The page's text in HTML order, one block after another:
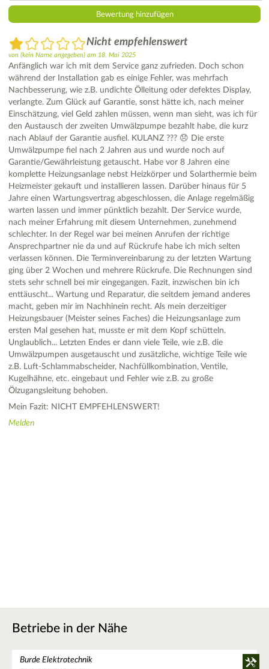
Nicht empfehlenswert
von (kein Name angegeben) am 18. Mai 2025
Anfänglich war ich mit dem Service ganz zufrieden. Doch schon
während der Installation gab es einige Fehler, was mehrfach
Nachbesserung, wie z.B. undichte Ölleitung oder defektes Display,
verlangte. Zum Glück auf Garantie, sonst hätte ich, nach meiner
Einschätzung, viel Geld zahlen müssen, wenn man sieht, was ich für
den Austausch der zweiten Umwälzpumpe bezahlt habe, die kurz
nach Ablauf der Garantie ausfiel. KULANZ ??? 😞 Die erste
Umwälzpumpe fiel nach 2 Jahren aus und wurde noch auf
Garantie/Gewährleistung getauscht. Habe vor 8 Jahren eine
komplette Heizungsanlage nebst Heizkörper und Solarthermie beim
Heizmeister gekauft und installieren lassen. Darüber hinaus für 5
Jahre einen Wartungsvertrag abgeschlossen, die Anlage regelmäßig
warten lassen und immer pünktlich bezahlt. Der Service wurde,
nach meiner Erfahrung mit diesem Unternehmen, zunehmend
schlechter. In der Regel war bei meinen Anrufen der richtige
Ansprechpartner nie da und auf Rückrufe habe ich mich selten
verlassen können. Die Terminvereinbarung zu der letzten Wartung
ging über 2 Wochen und mehrere Rückrufe. Die Rechnungen sind
stets sehr schnell bei mir eingegangen. Fazit, inzwischen bin ich
enttäuscht... Wartung und Reparatur, die seitdem jemand anderes
macht, geben mir im Nachhinein recht. Als mein derzeitiger
Heizungsbauer (Meister seines Faches) die Heizungsanlage zum
ersten Mal gesehen hat, musste er mit dem Kopf schütteln.
Unglaublich... Letzten Endes er dann viele Teile, wie z.B. die
Umwälzpumpen ausgetauscht und zusätzliche, wichtige Teile wie
z.B. Luft-Schlammabscheider, Nachfüllkombination, Ventile,
Kugelhähne, etc. eingebaut und Fehler wie z.B. zu große
Ölzugangsleitung behoben.
Mein Fazit: NICHT EMPFEHLENSWERT!
Melden
Betriebe in der Nähe
Burde Elektrotechnik